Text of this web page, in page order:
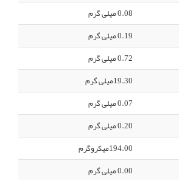
0.08 میلی گرم
0.19 میلی گرم
0.72 میلی گرم
19.30میلی گرم
0.07 میلی گرم
0.20 میلی گرم
194.00میکروگرم
0.00 میلی گرم